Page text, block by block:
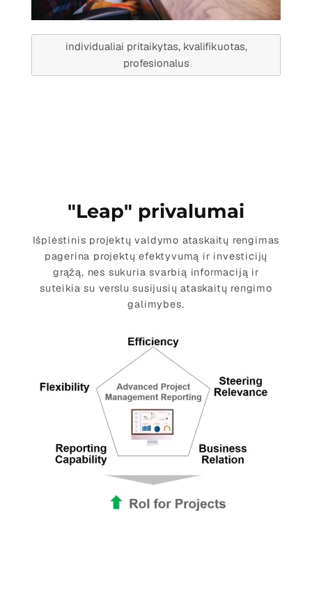
individualiai pritaikytas, kvalifikuotas,
profesionalus
"Leap" privalumai
Išplėstinis projektų valdymo ataskaitų rengimas
pagerina projektų efektyvumą ir investicijų
grąžą, nes sukuria svarbią informaciją ir
suteikia su verslu susijusių ataskaitų rengimo
galimybes.